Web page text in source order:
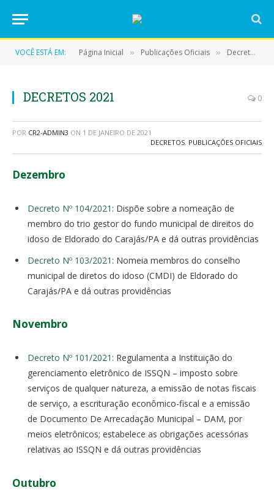
VOCÊ ESTÁ EM: Página Inicial » Publicações Oficiais » Decretos
DECRETOS 2021 0
POR CR2-ADMIN3 ON 1 DE JANEIRO DE 2021
DECRETOS, PUBLICAÇÕES OFICIAIS
Dezembro
Decreto Nº 104/2021 : Dispõe sobre a nomeação de
membro do trio gestor do fundo municipal de direitos do
idoso de Eldorado do Carajás/PA e dá outras providências
Decreto Nº 103/2021 : Nomeia membros do conselho
municipal de diretos do idoso (CMDI) de Eldorado do
Carajás/PA e dá outras providências
Novembro
Decreto Nº 101/2021 : Regulamenta a Instituição do
gerenciamento eletrônico de ISSQN – imposto sobre
serviços de qualquer natureza, a emissão de notas fiscais
de serviço, a escrituração econômico-fiscal e a emissão
de Documento De Arrecadação Municipal – DAM, por
meios eletrônicos; estabelece as obrigações acessórias
relativas ao ISSQN e dá outras providências
Outubro